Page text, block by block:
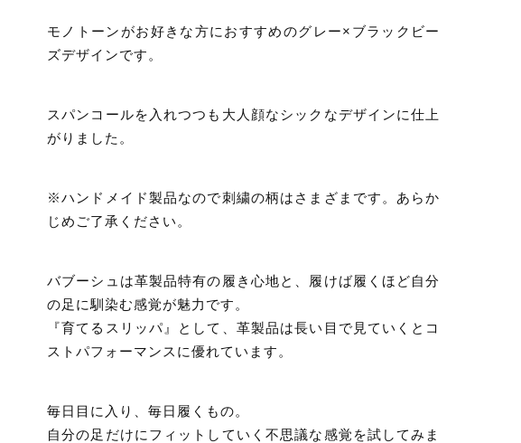
モノトーンがお好きな方におすすめのグレー×ブラックビー
ズデザインです。
スパンコールを入れつつも大人顔なシックなデザインに仕上
がりました。
※ハンドメイド製品なので刺繍の柄はさまざまです。あらか
じめご了承ください。
バブーシュは革製品特有の履き心地と、履けば履くほど自分
の足に馴染む感覚が魅力です。
『育てるスリッパ』として、革製品は長い目で見ていくとコ
ストパフォーマンスに優れています。
毎日目に入り、毎日履くもの。
自分の足だけにフィットしていく不思議な感覚を試してみま